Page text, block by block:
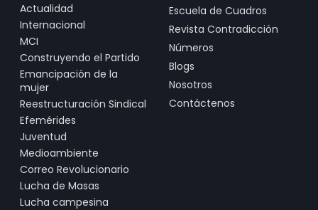
Actualidad
Internacional
MCI
Construyendo el Partido
Emancipación de la
mujer
Reestructuración Sindical
Efemérides
Juventud
Medioambiente
Correo Revolucionario
Lucha de Masas
Lucha campesina
Escuela de Cuadros
Revista Contradicción
Números
Blogs
Nosotros
Contáctenos